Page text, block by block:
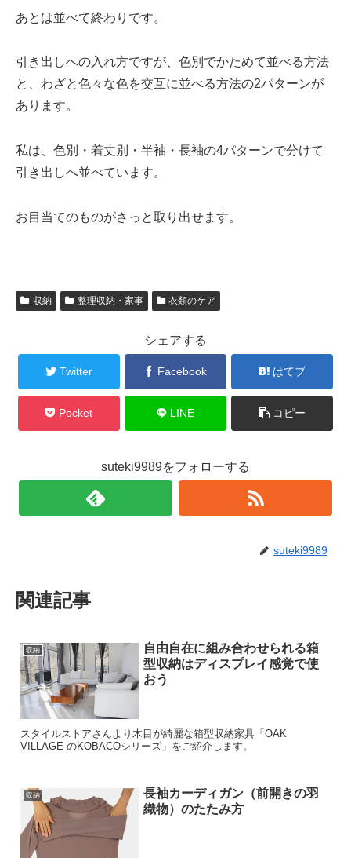
あとは並べて終わりです。
引き出しへの入れ方ですが、色別でかためて並べる方法
と、わざと色々な色を交互に並べる方法の2パターンが
あります。
私は、色別・着丈別・半袖・長袖の4パターンで分けて
引き出しへ並べています。
お目当てのものがさっと取り出せます。
収納 整理収納・家事 衣類のケア
シェアする
Twitter Facebook はてブ
Pocket LINE コピー
suteki9989をフォローする
suteki9989
関連記事
収納
自由自在に組み合わせられる箱
型収納はディスプレイ感覚で使
おう
スタイルストアさんより木目が綺麗な箱型収納家具「OAK
VILLAGE のKOBACOシリーズ」をご紹介します。
収納
長袖カーディガン（前開きの羽
織物）のたたみ方